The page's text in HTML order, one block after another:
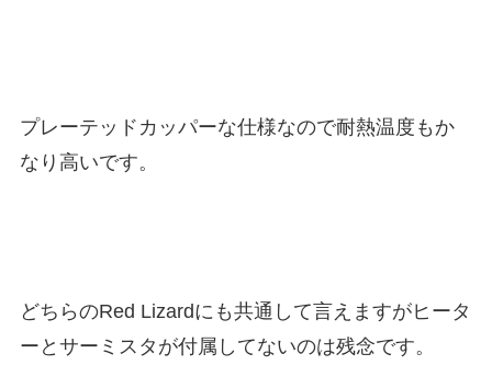
プレーテッドカッパーな仕様なので耐熱温度もか
なり高いです。
どちらのRed Lizardにも共通して言えますがヒータ
ーとサーミスタが付属してないのは残念です。